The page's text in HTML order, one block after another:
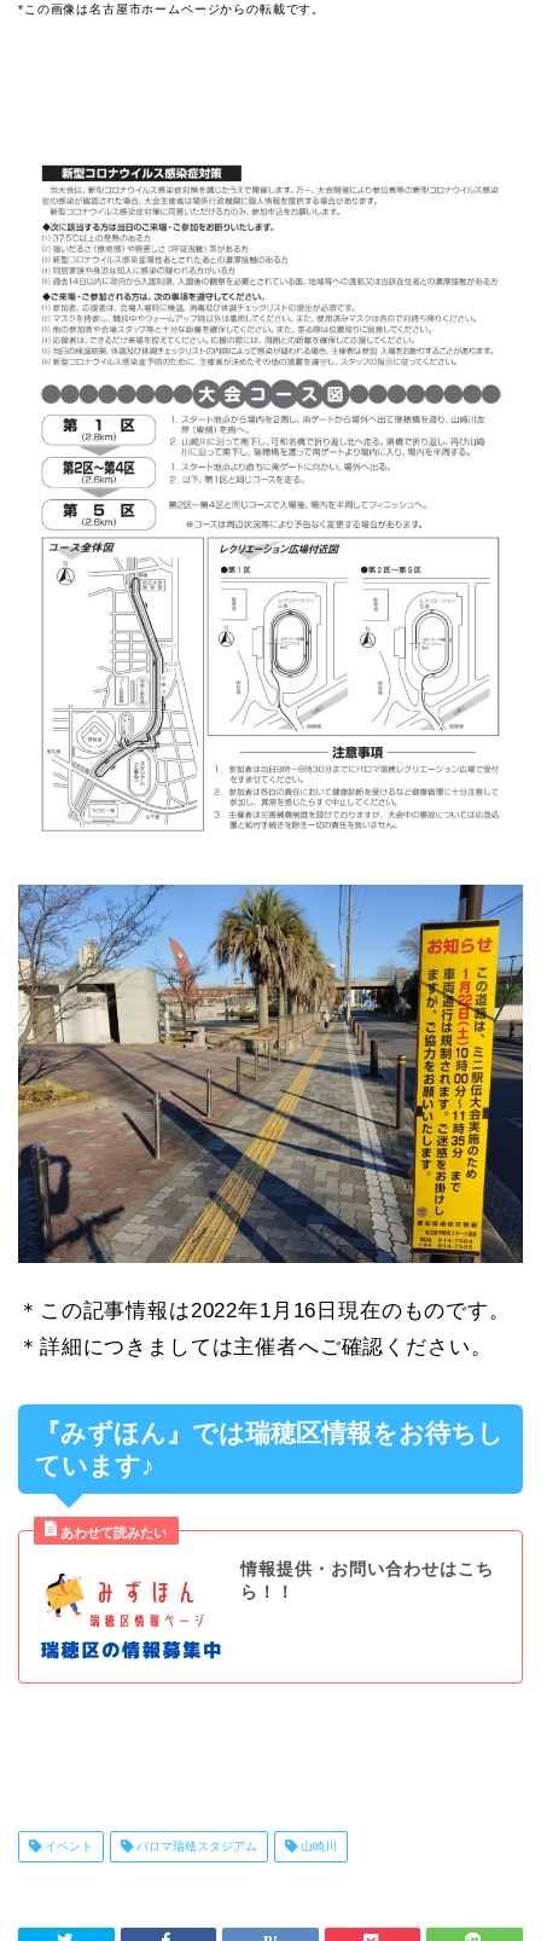
*この画像は名古屋市ホームページからの転載です。
＊この記事情報は2022年1月16日現在のものです。
＊詳細につきましては主催者へご確認ください。
『みずほん』では瑞穂区情報をお待ちし
ています♪
情報提供・お問い合わせはこち
ら！！
イベント パロマ瑞穂スタジアム 山崎川